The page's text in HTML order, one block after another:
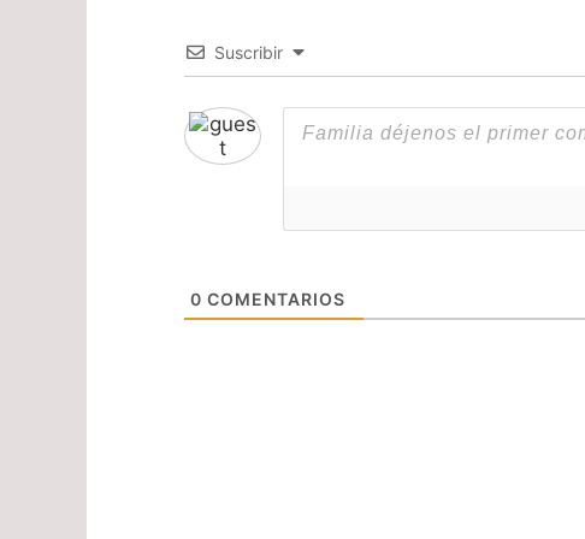
Suscribir
0 COMENTARIOS